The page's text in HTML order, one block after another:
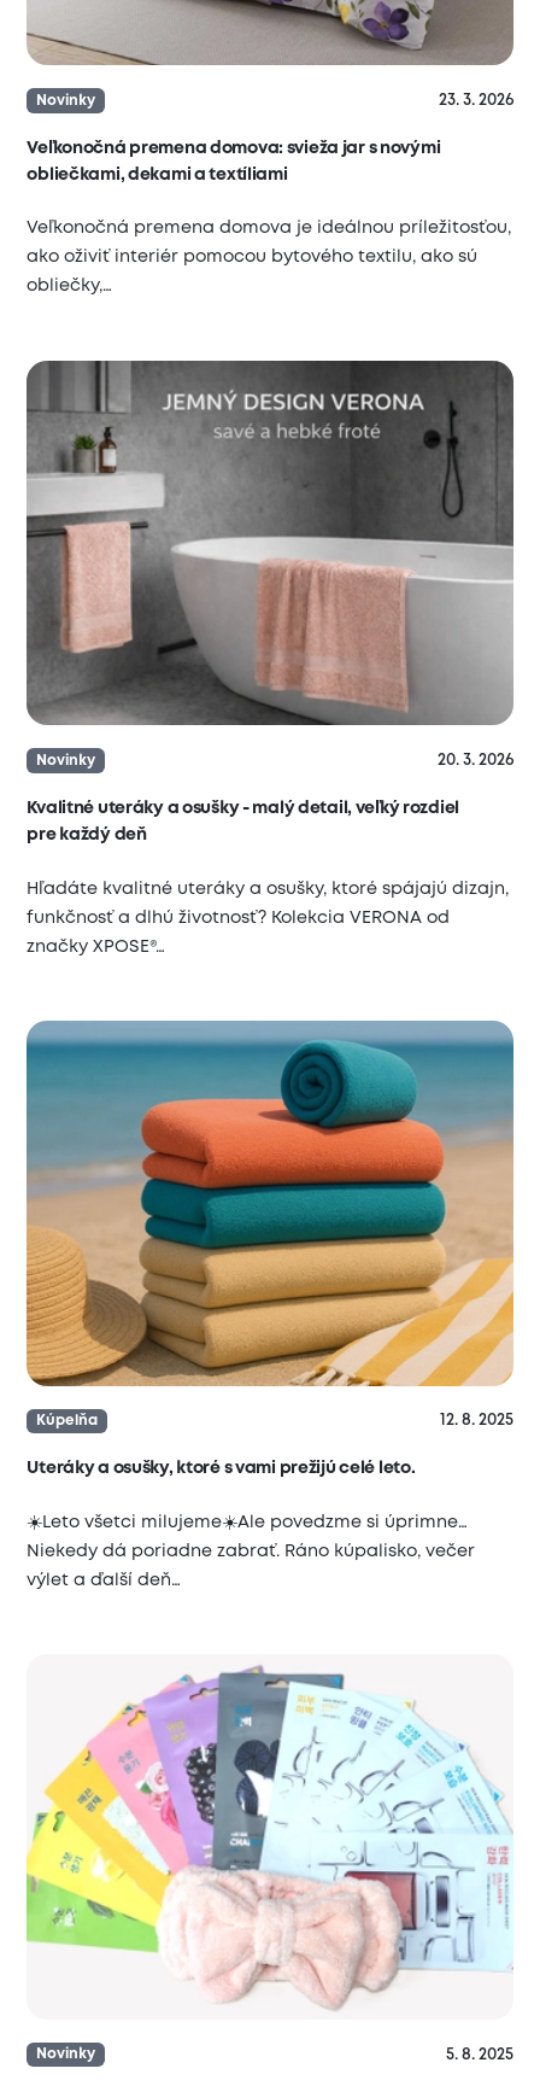
Novinky 23. 3. 2026
Veľkonočná premena domova: svieža jar s novými
obliečkami, dekami a textíliami
Veľkonočná premena domova je ideálnou príležitosťou,
ako oživiť interiér pomocou bytového textilu, ako sú
obliečky,…
Novinky 20. 3. 2026
Kvalitné uteráky a osušky - malý detail, veľký rozdiel
pre každý deň
Hľadáte kvalitné uteráky a osušky, ktoré spájajú dizajn,
funkčnosť a dlhú životnosť? Kolekcia VERONA od
značky XPOSE®…
Kúpelňa 12. 8. 2025
Uteráky a osušky, ktoré s vami prežijú celé leto.
☀️Leto všetci milujeme☀️Ale povedzme si úprimne…
Niekedy dá poriadne zabrať. Ráno kúpalisko, večer
výlet a ďalší deň…
Novinky 5. 8. 2025